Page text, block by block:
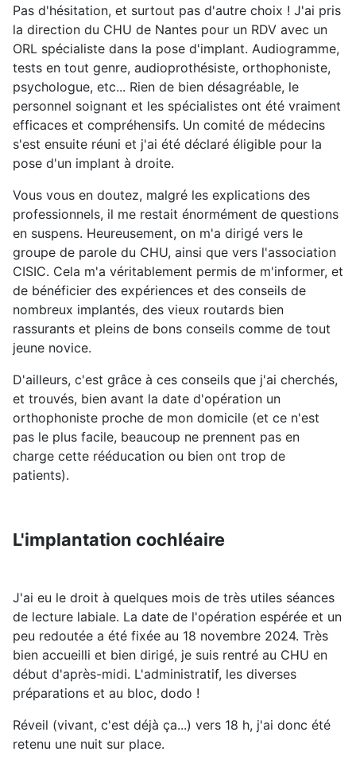
Pas d'hésitation, et surtout pas d'autre choix ! J'ai pris
la direction du CHU de Nantes pour un RDV avec un
ORL spécialiste dans la pose d'implant. Audiogramme,
tests en tout genre, audioprothésiste, orthophoniste,
psychologue, etc... Rien de bien désagréable, le
personnel soignant et les spécialistes ont été vraiment
efficaces et compréhensifs. Un comité de médecins
s'est ensuite réuni et j'ai été déclaré éligible pour la
pose d'un implant à droite.
Vous vous en doutez, malgré les explications des
professionnels, il me restait énormément de questions
en suspens. Heureusement, on m'a dirigé vers le
groupe de parole du CHU, ainsi que vers l'association
CISIC. Cela m'a véritablement permis de m'informer, et
de bénéficier des expériences et des conseils de
nombreux implantés, des vieux routards bien
rassurants et pleins de bons conseils comme de tout
jeune novice.
D'ailleurs, c'est grâce à ces conseils que j'ai cherchés,
et trouvés, bien avant la date d'opération un
orthophoniste proche de mon domicile (et ce n'est
pas le plus facile, beaucoup ne prennent pas en
charge cette rééducation ou bien ont trop de
patients).
L'implantation cochléaire
J'ai eu le droit à quelques mois de très utiles séances
de lecture labiale. La date de l'opération espérée et un
peu redoutée a été fixée au 18 novembre 2024. Très
bien accueilli et bien dirigé, je suis rentré au CHU en
début d'après-midi. L'administratif, les diverses
préparations et au bloc, dodo !
Réveil (vivant, c'est déjà ça...) vers 18 h, j'ai donc été
retenu une nuit sur place.